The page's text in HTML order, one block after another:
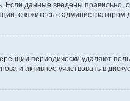
Если данные введены правильно,
свяжитесь с администратором
периодически удаляют
и активнее участвовать в